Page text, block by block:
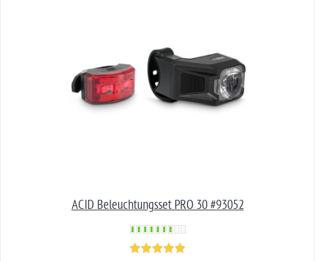
ACID Beleuchtungsset PRO 30 #93052